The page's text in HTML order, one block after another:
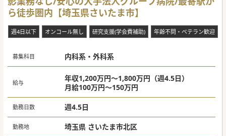
きる迅速な診断体制を整えています。
■多職種によるチーム医療を重視しており、看護師やソーシ
#秋入職可
ら徒歩圏内【埼玉県さいたま市】
週4日以下 オンコール無し 研究支援(学会費補助) 年齢不問・ベテラン歓迎
募集科目 内科系・外科系
給与
年収1,200万円～1,800万円（週4.5日）
月給100万円～150万円
勤務日数 週4.5日
勤務地 埼玉県 さいたま市北区